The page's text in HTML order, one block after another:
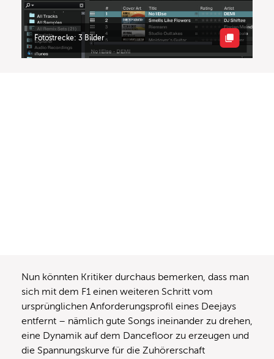
Fotostrecke: 3 Bilder
Nun könnten Kritiker durchaus bemerken, dass man
sich mit dem F1 einen weiteren Schritt vom
ursprünglichen Anforderungsprofil eines Deejays
entfernt – nämlich gute Songs ineinander zu drehen,
eine Dynamik auf dem Dancefloor zu erzeugen und
die Spannungskurve für die Zuhörerschaft